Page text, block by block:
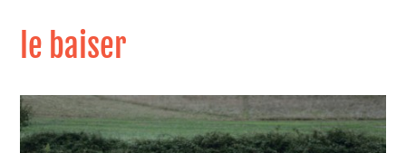
le baiser